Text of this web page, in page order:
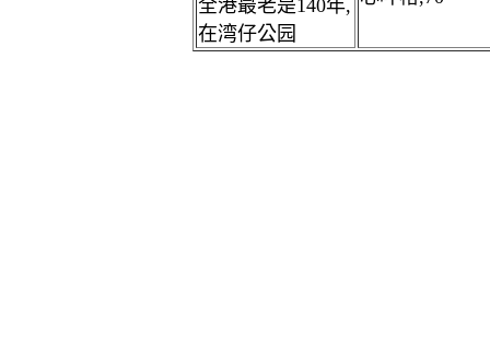
全港最老是140年,
在湾仔公园